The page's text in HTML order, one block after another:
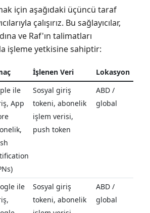
için aşağıdaki üçüncü taraf
çalışırız. Bu sağlayıcılar,
ve Raf'ın talimatları
işleme yetkisine sahiptir:
İşlenen Veri
Lokasyon
ile
App
Sosyal giriş
tokeni, abonelik
işlem verisi,
push token
ABD /
global
ile
Sosyal giriş
tokeni, abonelik
ABD /
global